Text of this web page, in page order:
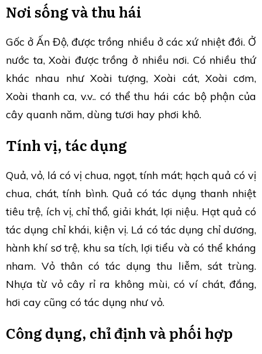
Nơi sống và thu hái
Gốc ở Ấn Độ, được trồng nhiều ở các xứ nhiệt đới. Ở
nước ta, Xoài được trồng ở nhiều nơi. Có nhiều thứ
khác nhau như Xoài tượng, Xoài cát, Xoài cơm,
Xoài thanh ca, v.v.. có thể thu hái các bộ phận của
cây quanh năm, dùng tươi hay phơi khô.
Tính vị, tác dụng
Quả, vỏ, lá có vị chua, ngọt, tính mát; hạch quả có vị
chua, chát, tính bình. Quả có tác dụng thanh nhiệt
tiêu trệ, ích vị, chỉ thổ, giải khát, lợi niệu. Hạt quả có
tác dụng chỉ khái, kiện vị. Lá có tác dụng chỉ dương,
hành khí sơ trệ, khu sa tích, lợi tiểu và có thể kháng
nham. Vỏ thân có tác dụng thu liễm, sát trùng.
Nhựa từ vỏ cây rỉ ra không mùi, có ví chát, đắng,
hơi cay cũng có tác dụng như vỏ.
Công dụng, chỉ định và phối hợp